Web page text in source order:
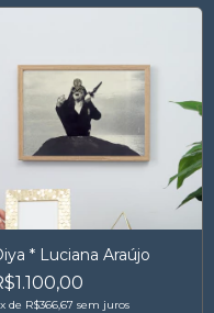
* Luciana Araújo
x de R$366,67 sem juros